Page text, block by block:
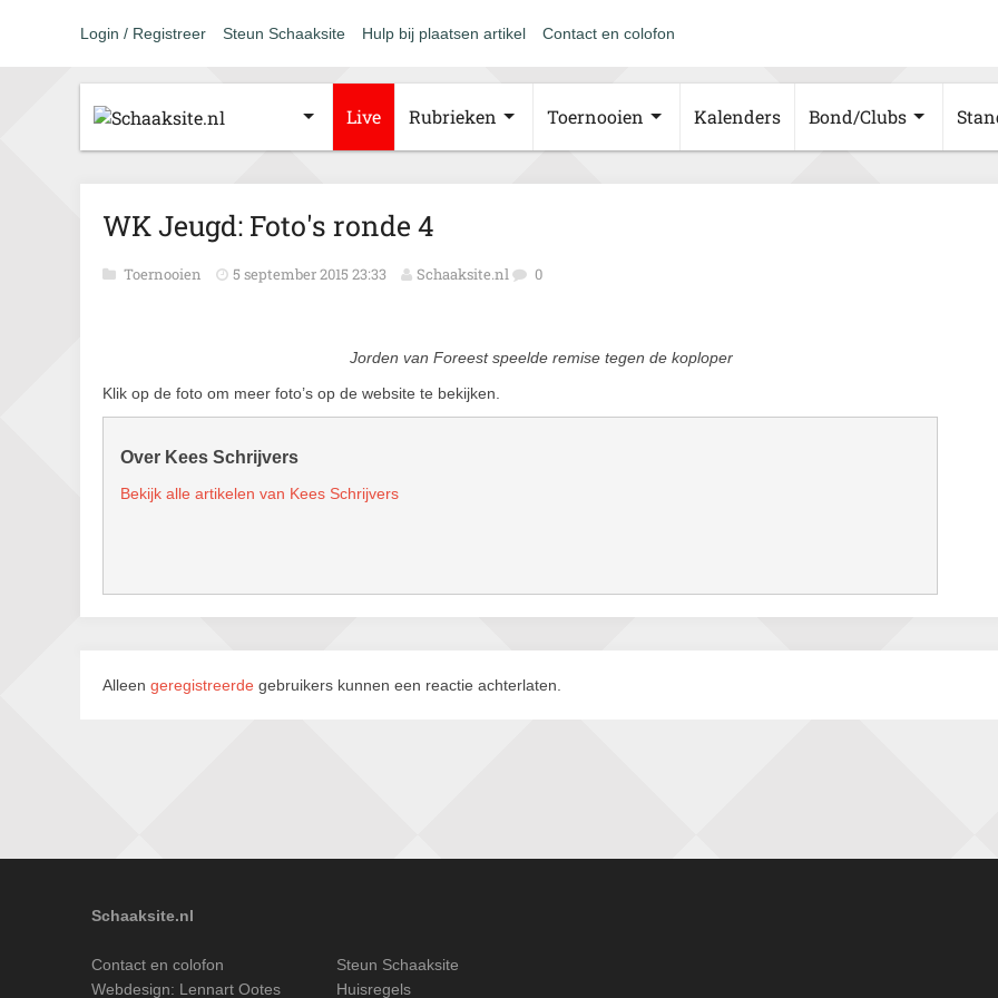
Login / Registreer Steun Schaaksite Hulp bij plaatsen artikel Contact en colofon
Live Rubrieken Toernooien Kalenders Bond/Clubs
WK Jeugd: Foto's ronde 4
Toernooien 5 september 2015 23:33 Schaaksite.nl 0
Jorden van Foreest speelde remise tegen de koploper
Klik op de foto om meer foto’s op de website te bekijken.
Over Kees Schrijvers
Bekijk alle artikelen van Kees Schrijvers
Alleen geregistreerde gebruikers kunnen een reactie achterlaten.
Schaaksite.nl
Contact en colofon
Webdesign: Lennart Ootes
Steun Schaaksite
Huisregels